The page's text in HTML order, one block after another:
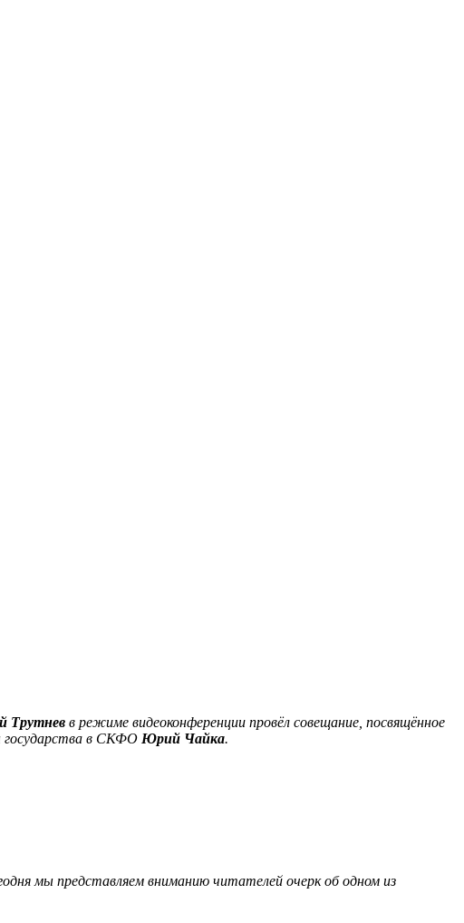
Трутнев в режиме видеоконференции провёл совещание, посвящённое
государства в СКФО Юрий Чайка.
мы представляем вниманию читателей очерк об одном из